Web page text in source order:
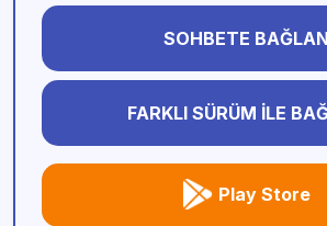
SOHBETE BAĞLAN
FARKLI SÜRÜM İLE
Play Store